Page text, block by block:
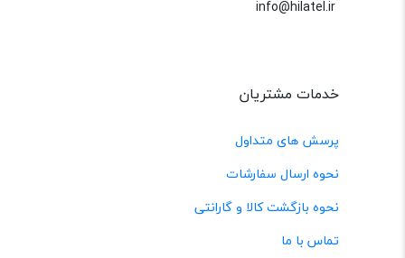
خدمات مشتریان
پرسش های متداول
نحوه ارسال سفارشات
نحوه بازگشت کالا و گارانتی
تماس با ما